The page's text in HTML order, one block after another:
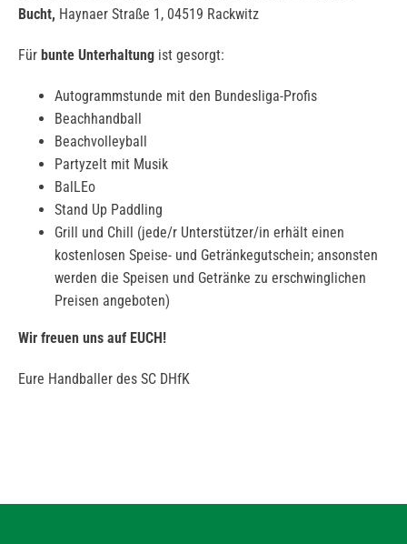
Bucht, Haynaer Straße 1, 04519 Rackwitz
Für bunte Unterhaltung ist gesorgt:
Autogrammstunde mit den Bundesliga-Profis
Beachhandball
Beachvolleyball
Partyzelt mit Musik
BalLEo
Stand Up Paddling
Grill und Chill (jede/r Unterstützer/in erhält einen
kostenlosen Speise- und Getränkegutschein; ansonsten
werden die Speisen und Getränke zu erschwinglichen
Preisen angeboten)
Wir freuen uns auf EUCH!
Eure Handballer des SC DHfK